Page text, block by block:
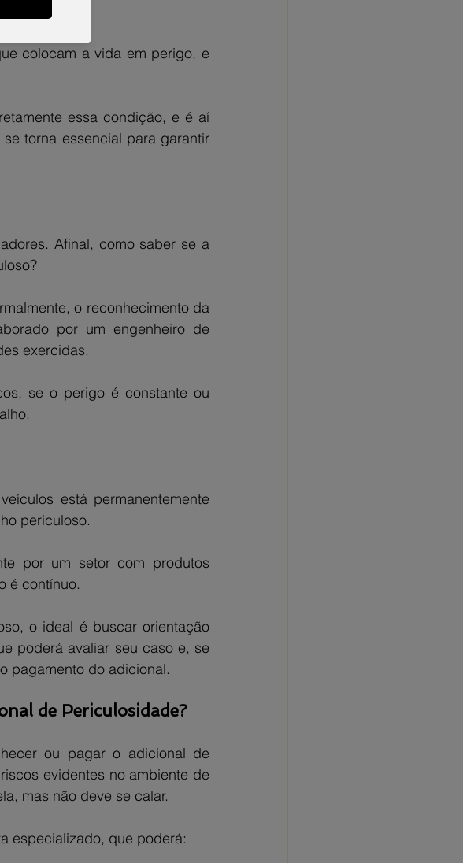
colocam a vida em perigo, e
essa condição, e é aí
torna essencial para garantir
Afinal, como saber se a
o reconhecimento da
por um engenheiro de
exercidas.
se o perigo é constante ou
está permanentemente
periculoso.
por um setor com produtos
é contínuo.
o ideal é buscar orientação
poderá avaliar seu caso e, se
pagamento do adicional.
de Periculosidade?
ou pagar o adicional de
evidentes no ambiente de
mas não deve se calar.
especializado, que poderá: